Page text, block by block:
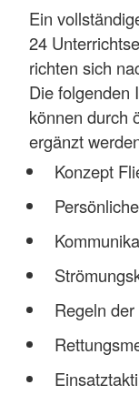
Ein
24
richten sich
Die folgenden
können durch
ergänzt
Konzept
Regeln